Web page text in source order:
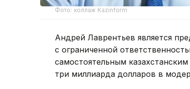
Фото: коллаж Kazinform
Андрей Лаврентьев является
с ограниченной
самостоятельным
три миллиарда долларов в